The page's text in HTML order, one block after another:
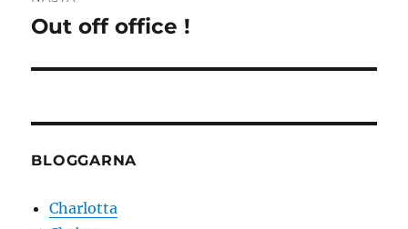
Nästa
Out off office !
BLOGGARNA
Charlotta